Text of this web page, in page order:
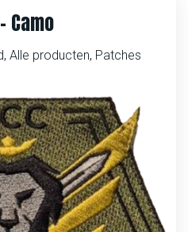
Camo
, Alle producten, Patches